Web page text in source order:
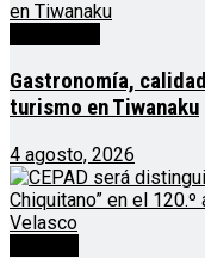
Gastronomía,
turismo en Tiwanaku
4 agosto, 2026